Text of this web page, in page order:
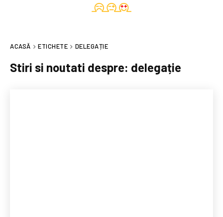
ACASĂ ETICHETE DELEGAȚIE
Stiri si noutati despre: delegație